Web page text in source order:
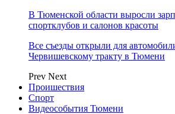
В Тюменской области выросли
спортклубов и салонов красоты
Все съезды открыли для
Червишевскому тракту в Тюмени
Prev Next
Проишествия
Спорт
Видеособытия Тюмени